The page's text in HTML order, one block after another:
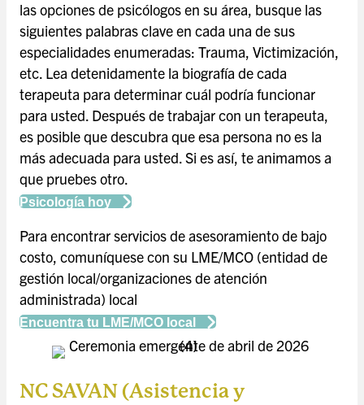
las opciones de psicólogos en su área, busque las
siguientes palabras clave en cada una de sus
especialidades enumeradas: Trauma, Victimización,
etc. Lea detenidamente la biografía de cada
terapeuta para determinar cuál podría funcionar
para usted. Después de trabajar con un terapeuta,
es posible que descubra que esa persona no es la
más adecuada para usted. Si es así, te animamos a
que pruebes otro.
Psicología hoy
Para encontrar servicios de asesoramiento de bajo
costo, comuníquese con su LME/MCO (entidad de
gestión local/organizaciones de atención
administrada) local
Encuentra tu LME/MCO local
NC SAVAN (Asistencia y